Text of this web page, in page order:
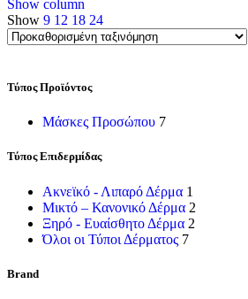
Show column
Show 9 12 18 24
Τύπος Προϊόντος
Μάσκες Προσώπου 7
Τύπος Επιδερμίδας
Ακνεϊκό - Λιπαρό Δέρμα 1
Μικτό – Κανονικό Δέρμα 2
Ξηρό - Ευαίσθητο Δέρμα 2
Όλοι οι Τύποι Δέρματος 7
Brand